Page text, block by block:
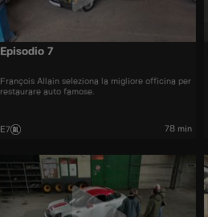
Episodio 7
François Allain seleziona la migliore officina per
restaurare auto famose.
E7 78 min